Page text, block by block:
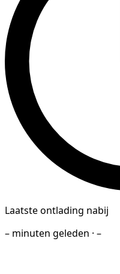
Laatste ontlading nabij
– minuten geleden · –